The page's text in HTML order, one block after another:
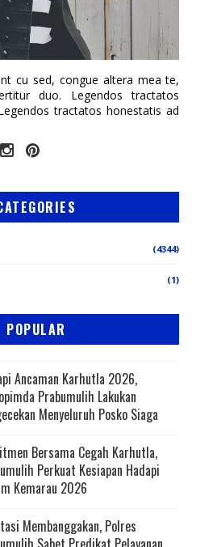
cu sed, congue altera mea te,
duo. Legendos tractatos
tractatos honestatis ad
(4344)
(1)
POPULAR
Ancaman Karhutla 2026,
Prabumulih Lakukan
Menyeluruh Posko Siaga
Bersama Cegah Karhutla,
Perkuat Kesiapan Hadapi
Kemarau 2026
Membanggakan, Polres